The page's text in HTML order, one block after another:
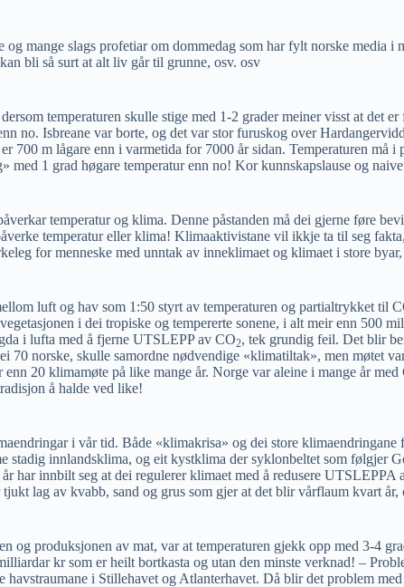
mange slags profetiar om dommedag som har fylt norske media
bli så surt at alt liv går til grunne, osv. osv
temperaturen skulle stige med 1-2 grader meiner visst at
no. Isbreane var borte, og det var stor furuskog over
700 m lågare enn i varmetida for 7000 år sidan. Temperaturen må
med 1 grad høgare temperatur enn no! Kor kunnskapslause og
temperatur og klima. Denne påstanden må dei gjerne føre
temperatur eller klima! Klimaaktivistane vil ikkje ta til seg
for menneske med unntak av inneklimaet og klimaet i store
luft og hav som 1:50 styrt av temperaturen og partialtrykket til
i dei tropiske og tempererte sonene, i alt meir enn 500
i lufta med å fjerne UTSLEPP av CO2, tek grundig feil. Det blir
70 norske, skulle samordne nødvendige «klimatiltak», men møtet
20 klimamøte på like mange år. Norge var aleine i mange år med
å halde ved like!
i vår tid. Både «klimakrisa» og dei store
stadig innlandsklima, og eit kystklima der syklonbeltet som
har innbilt seg at dei regulerer klimaet med å redusere UTSLEPPA
lag av kvabb, sand og grus som gjer at det blir vårflaum kvart
og produksjonen av mat, var at temperaturen gjekk opp med 3-4
kr som er heilt bortkasta og utan den minste verknad! –
havstraumane i Stillehavet og Atlanterhavet. Då blir det problem